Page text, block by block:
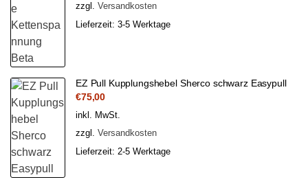
zzgl. Versandkosten
Lieferzeit: 3-5 Werktage
EZ Pull Kupplungshebel Sherco schwarz Easypull
€75,00
inkl. MwSt.
zzgl. Versandkosten
Lieferzeit: 2-5 Werktage